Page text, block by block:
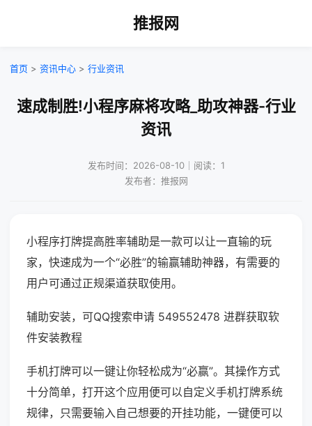
推报网
首页 > 资讯中心 > 行业资讯
速成制胜!小程序麻将攻略_助攻神器-行业
资讯
发布时间：2026-08-10｜阅读：1
发布者：推报网
小程序打牌提高胜率辅助是一款可以让一直输的玩
家，快速成为一个“必胜”的输赢辅助神器，有需要的
用户可通过正规渠道获取使用。
辅助安装，可QQ搜索申请 549552478 进群获取软
件安装教程
手机打牌可以一键让你轻松成为“必赢”。其操作方式
十分简单，打开这个应用便可以自定义手机打牌系统
规律，只需要输入自己想要的开挂功能，一键便可以